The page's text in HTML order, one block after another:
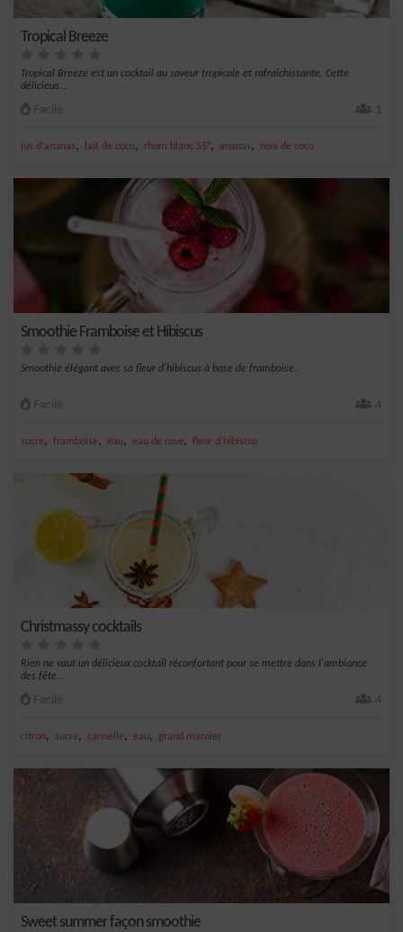
Tropical Breeze
Tropical Breeze est un cocktail au saveur tropicale et rafraîchissante. Cette
délicieus...
Facile 1
jus d'ananas, lait de coco, rhum blanc 55°, ananas, noix de coco
Smoothie Framboise et Hibiscus
Smoothie élégant avec sa fleur d'hibiscus à base de framboise.
Facile 4
sucre, framboise, eau, eau de rose, fleur d'hibiscus
Christmassy cocktails
Rien ne vaut un délicieux cocktail réconfortant pour se mettre dans l'ambiance
des fête...
Facile 4
citron, sucre, cannelle, eau, grand marnier
Sweet summer façon smoothie